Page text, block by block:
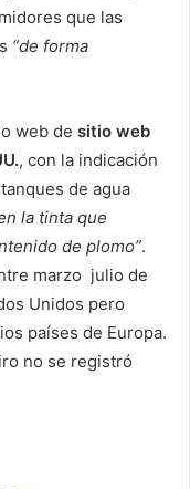
que las
“de forma
web de sitio web
, con la indicación
de agua
la tinta que
de plomo”.
marzo julio de
Unidos pero
países de Europa.
no se registró